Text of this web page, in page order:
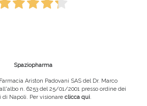
Spaziopharma
Ariston Padovani SAS del Dr. Marco
n. 6253 del 25/01/2001 presso ordine dei
di Napoli. Per visionare clicca qui.